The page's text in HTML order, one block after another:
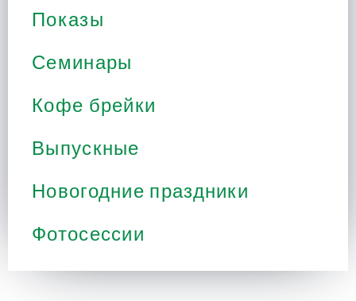
Показы
Семинары
Кофе брейки
Выпускные
Новогодние праздники
Фотосессии